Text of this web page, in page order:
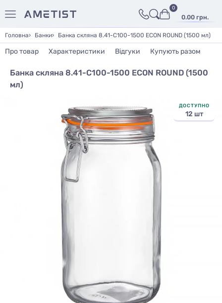
0.00 грн.
0
Головна Банки Банка скляна 8.41-С100-1500 ECON ROUND (1500 мл)
Про товар Характеристики Відгуки Купують разом
Банка скляна 8.41-С100-1500 ECON ROUND (1500
мл)
ДОСТУПНО
12 шт